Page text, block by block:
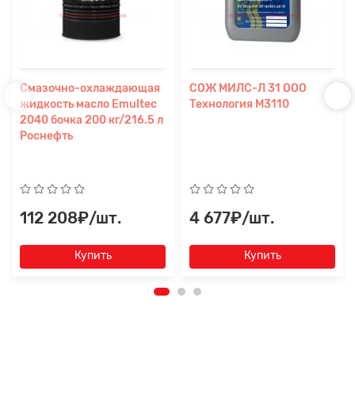
Смазочно-охлаждающая
жидкость масло Emultec
2040 бочка 200 кг/216.5 л
Роснефть
112 208₽/шт.
Купить
СОЖ МИЛС-Л 31 ООО
Технология M3110
4 677₽/шт.
Купить